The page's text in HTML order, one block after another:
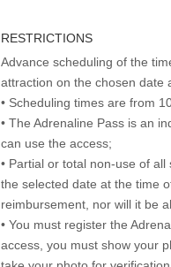
RESTRICTIONS
Advance scheduling of the
attraction on the chosen date
• Scheduling times are from
• The Adrenaline Pass is an
can use the access;
• Partial or total non-use of
the selected date at the time
reimbursement, nor will it be
• You must register the
access, you must show your